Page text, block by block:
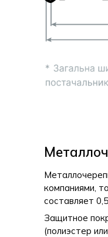
компаниями,
составляет
Защитное
(полиэстер